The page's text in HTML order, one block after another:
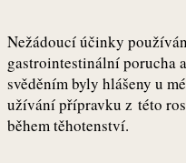
Nežádoucí účinky
gastrointestinální porucha
svěděním byly hlášeny u
užívání přípravku z této
během těhotenství.